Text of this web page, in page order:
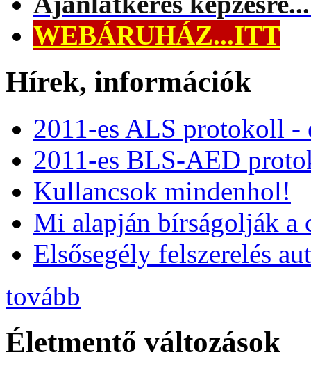
WEBÁRUHÁZ...ITT
Hírek, információk
2011-es ALS protokoll -
2011-es BLS-AED
Kullancsok mindenhol!
Mi alapján bírságolják a
Elsősegély felszerelés
tovább
Életmentő változások